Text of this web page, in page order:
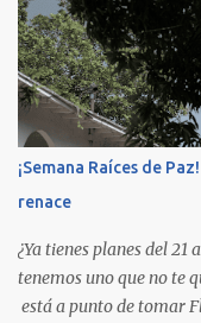
inspirador proceso, se
territorio forjado por
regiones del país
del conflicto armado—,
enfrenta el
identidad cultural
sinónimo de belleza,
una tierra fértil en
emprendedoras y
¡Semana Raíces de
renace
¿Ya tienes planes del 21
tenemos uno que no te
está a punto de tomar